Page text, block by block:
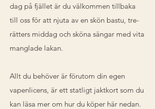
dag på fjället är du välkommen tillbaka
till oss för att njuta av en skön bastu, tre-
rätters middag och sköna sängar med vita
manglade lakan.
Allt du behöver är förutom din egen
vapenlicens, är ett statligt jaktkort som du
kan läsa mer om hur du köper här nedan.